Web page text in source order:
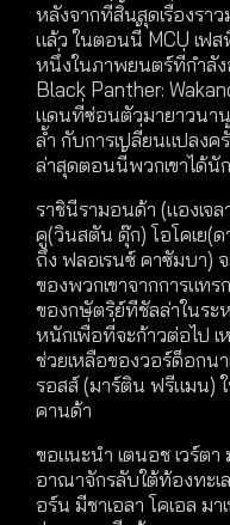
หลังจากที่สิ้นสุดเรื่องรา
แล้ว ในตอนนี้ MCU เฟ
หนึ่งในภาพยนตร์ที่กำลั
Black Panther:
แดนที่ซ่อนตัวมายาวนา
ล้ำ กับการเปลี่ยนแปลง
ล่าสุดตอนนี้พวกเขาได้นั
ราชินีรามอนด้า (แองเจล
คู(วินสตัน ดุ๊ก) โอโคเย(ด
ถึง ฟลอเรนซ์ คาซัมบา)
ของพวกเขาจากการแท
ของกษัตริย์ทีชัลล่าในระ
หนักเพื่อที่จะก้าวต่อไป
ช่วยเหลือของวอร์ด็อกน
รอสส์ (มาร์ติน ฟรีแมน)
คานด้า
ขอแนะนำ เตนอช เวร์ต
อาณาจักรลับใต้ท้องทะเ
อร์น มีชาเอลา โคเอล ม